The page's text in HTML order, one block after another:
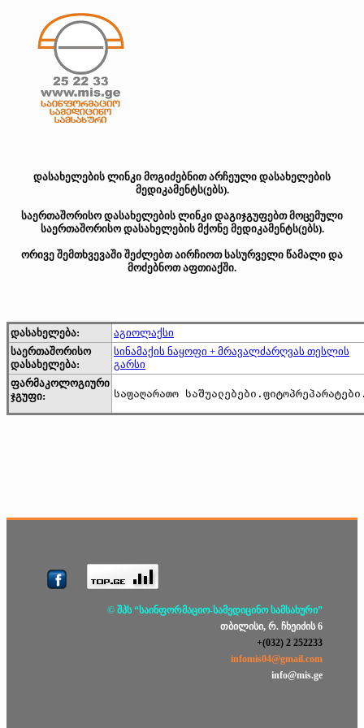
დასახელების ლინკი მოგიძებნით არჩეული დასახელების
მედიკამენტს(ებს).
საერთაშორისო დასახელების ლინკი დაგიჯგუფებთ მოცემული
საერთაშორისო დასახელების მქონე მედიკამენტს(ებს).
ორივე შემთხვევაში შეძლებთ აირჩიოთ სასურველი წამალი და
მოძებნოთ აფთიაქში.
დასახელება:
აგიოლაქსი
საერთაშორისო
დასახელება:
სინამაქის ნაყოფი + მრავალძარღვას თესლის
გარსი
ფარმაკოლოგიური
ჯგუფი:
საფაღარათო
© შპს “საინფორმაციო-სამედიცინო სამსახური”
თბილისი, რ. ჩხეიძის 6
+(032) 2 252233
infomis04@gmail.com
info@mis.ge